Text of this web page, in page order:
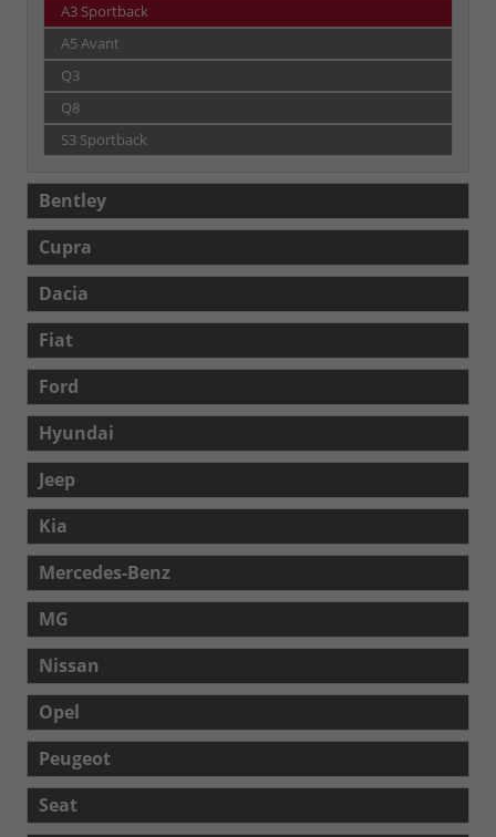
A3 Sportback
A5 Avant
Q3
Q8
S3 Sportback
Bentley
Cupra
Dacia
Fiat
Ford
Hyundai
Jeep
Kia
Mercedes-Benz
MG
Nissan
Opel
Peugeot
Seat